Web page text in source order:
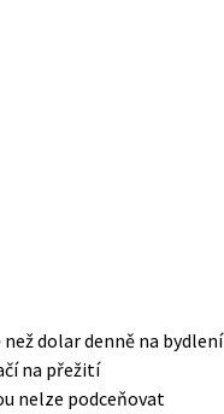
dolar denně na bydlení
na přežití
nelze podceňovat